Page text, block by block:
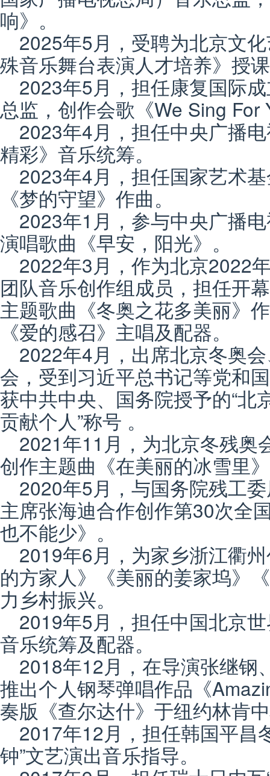
响》。
2025年5月，受聘为北京文
殊音乐舞台表演人才培养》授
2023年5月，担任康复国际
总监，创作会歌《We Sing For
2023年4月，担任中央广播
精彩》音乐统筹。
2023年4月，担任国家艺术
《梦的守望》作曲。
2023年1月，参与中央广播
演唱歌曲《早安，阳光》。
2022年3月，作为北京2022
团队音乐创作组成员，担任开
主题歌曲《冬奥之花多美丽》
《爱的感召》主唱及配器。
2022年4月，出席北京冬奥
会，受到习近平总书记等党和
获中共中央、国务院授予的“北
贡献个人”称号 。
2021年11月，为北京冬残奥
创作主题曲《在美丽的冰雪里
2020年5月，与国务院残工
主席张海迪合作创作第30次全
也不能少》。
2019年6月，为家乡浙江衢
的方家人》《美丽的姜家坞》
力乡村振兴。
2019年5月，担任中国北京
音乐统筹及配器。
2018年12月，在导演张继钢
推出个人钢琴弹唱作品《
奏版《查尔达什》于纽约林肯
2017年12月，担任韩国平昌
钟”文艺演出音乐指导。